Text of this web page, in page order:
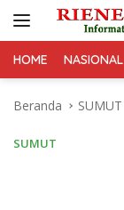
HOME NASIONAL
Beranda SUMUT
SUMUT